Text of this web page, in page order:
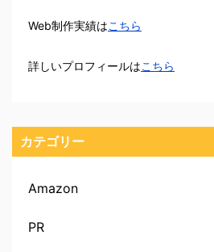
Web制作実績はこちら
詳しいプロフィールはこちら
カテゴリー
Amazon
PR